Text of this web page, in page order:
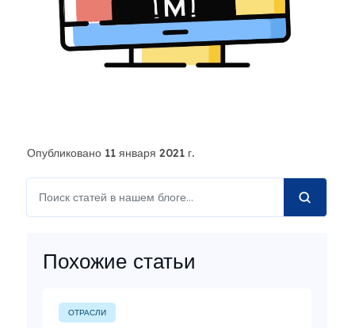
Опубликовано 11 января 2021 г.
Похожие статьи
ОТРАСЛИ